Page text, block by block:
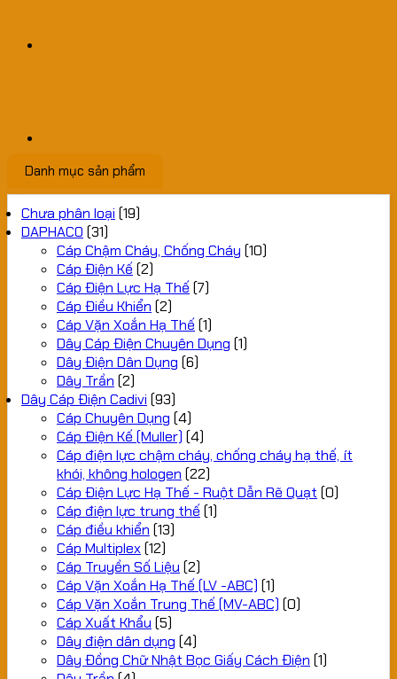
Danh mục sản phẩm
Chưa phân loại (19)
DAPHACO (31)
Cáp Chậm Cháy, Chống Cháy (10)
Cáp Điện Kế (2)
Cáp Điện Lực Hạ Thế (7)
Cáp Điều Khiển (2)
Cáp Vặn Xoắn Hạ Thế (1)
Dây Cáp Điện Chuyên Dụng (1)
Dây Điện Dân Dụng (6)
Dây Trần (2)
Dây Cáp Điện Cadivi (93)
Cáp Chuyên Dụng (4)
Cáp Điện Kế (Muller) (4)
Cáp điện lực chậm cháy, chống cháy hạ thế, ít
khói, không hologen (22)
Cáp Điện Lực Hạ Thế - Ruột Dẫn Rẽ Quạt (0)
Cáp điện lực trung thế (1)
Cáp điều khiển (13)
Cáp Multiplex(12)
Cáp Truyền Số Liệu (2)
Cáp Vặn Xoắn Hạ Thế (LV -ABC) (1)
Cáp Vặn Xoắn Trung Thế (MV-ABC) (0)
Cáp Xuất Khẩu (5)
Dây điện dân dụng (4)
Dây Đồng Chữ Nhật Bọc Giấy Cách Điện (1)